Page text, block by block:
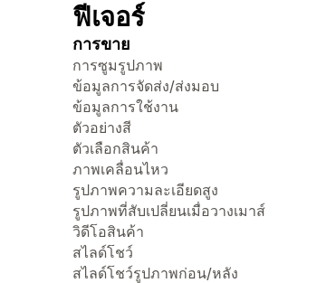
ฟีเจอร์
การขาย
การซูมรูปภาพ
ข้อมูลการจัดส่ง/ส่งมอบ
ข้อมูลการใช้งาน
ตัวอย่างสี
ตัวเลือกสินค้า
ภาพเคลื่อนไหว
รูปภาพความละเอียดสูง
รูปภาพที่สับเปลี่ยนเมื่อวางเมาส์
วิดีโอสินค้า
สไลด์โชว์
สไลด์โชว์รูปภาพก่อน/หลัง